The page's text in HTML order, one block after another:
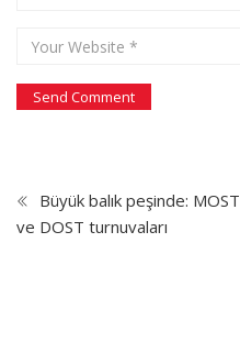
Büyük balık peşinde: MOST
ve DOST turnuvaları